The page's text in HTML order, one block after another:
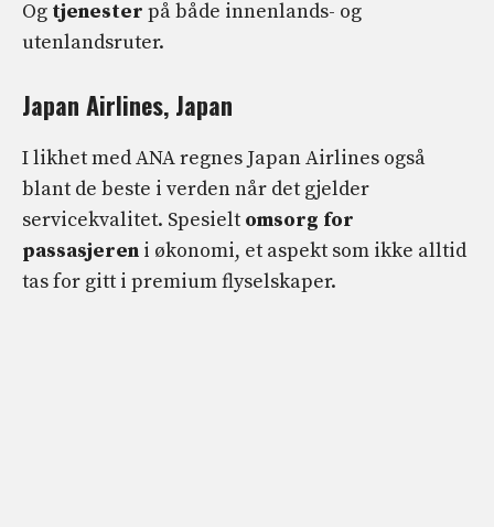
Og tjenester på både innenlands- og
utenlandsruter.
Japan Airlines, Japan
I likhet med ANA regnes Japan Airlines også
blant de beste i verden når det gjelder
servicekvalitet. Spesielt omsorg for
passasjeren i økonomi, et aspekt som ikke alltid
tas for gitt i premium flyselskaper.